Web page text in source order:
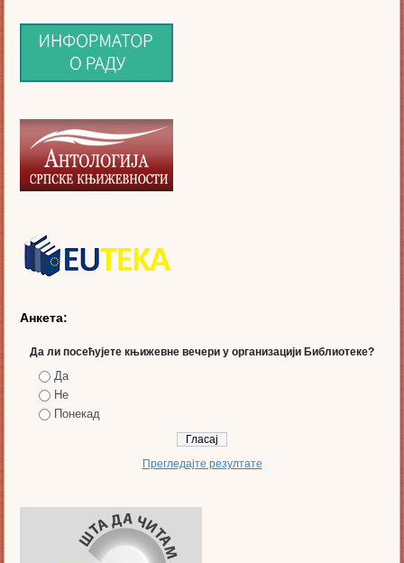
Анкета:
Да ли посећујете књижевне вечери у организацији Библиотеке?
Да
Не
Понекад
Прегледајте резултате